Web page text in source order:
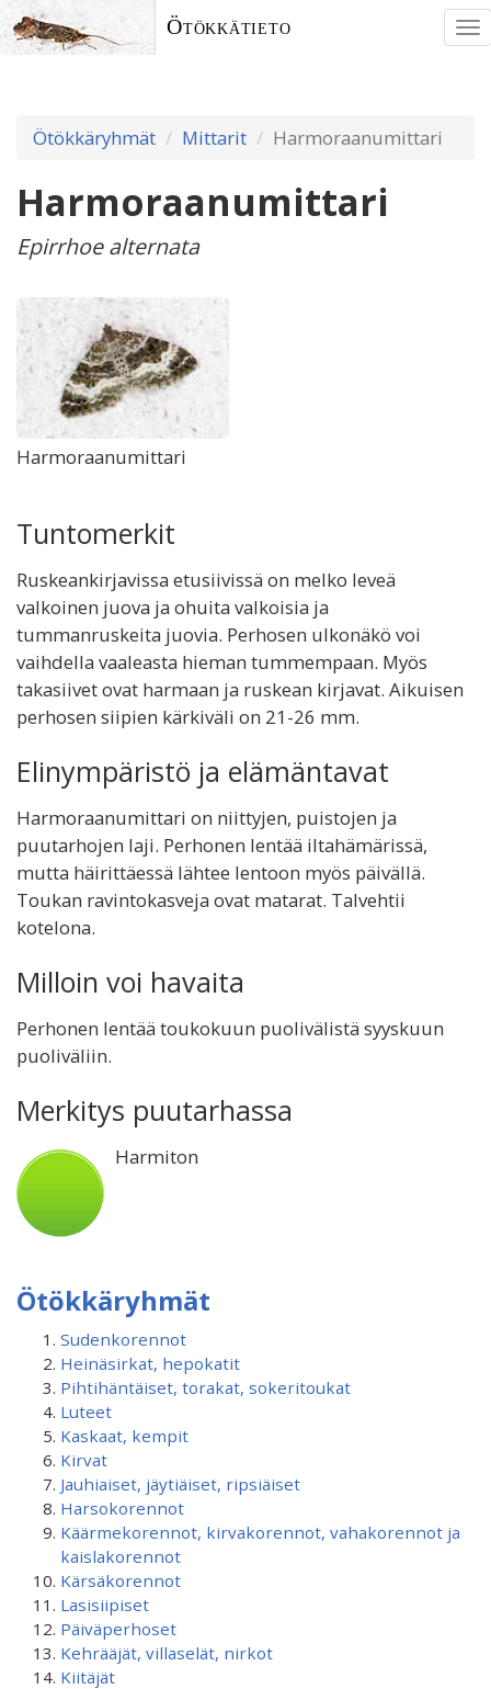
Ötökkätieto
Ötökkäryhmät Mittarit Harmoraanumittari
Harmoraanumittari
Epirrhoe alternata
Harmoraanumittari
Tuntomerkit
Ruskeankirjavissa etusiivissä on melko leveä
valkoinen juova ja ohuita valkoisia ja
tummanruskeita juovia. Perhosen ulkonäkö voi
vaihdella vaaleasta hieman tummempaan. Myös
takasiivet ovat harmaan ja ruskean kirjavat. Aikuisen
perhosen siipien kärkiväli on 21-26 mm.
Elinympäristö ja elämäntavat
Harmoraanumittari on niittyjen, puistojen ja
puutarhojen laji. Perhonen lentää iltahämärissä,
mutta häirittäessä lähtee lentoon myös päivällä.
Toukan ravintokasveja ovat matarat. Talvehtii
kotelona.
Milloin voi havaita
Perhonen lentää toukokuun puolivälistä syyskuun
puoliväliin.
Merkitys puutarhassa
Harmiton
Ötökkäryhmät
Sudenkorennot
Heinäsirkat, hepokatit
Pihtihäntäiset, torakat, sokeritoukat
Luteet
Kaskaat, kempit
Kirvat
Jauhiaiset, jäytiäiset, ripsiäiset
Harsokorennot
Käärmekorennot, kirvakorennot, vahakorennot ja
kaislakorennot
Kärsäkorennot
Lasisiipiset
Päiväperhoset
Kehrääjät, villaselät, nirkot
Kiitäjät